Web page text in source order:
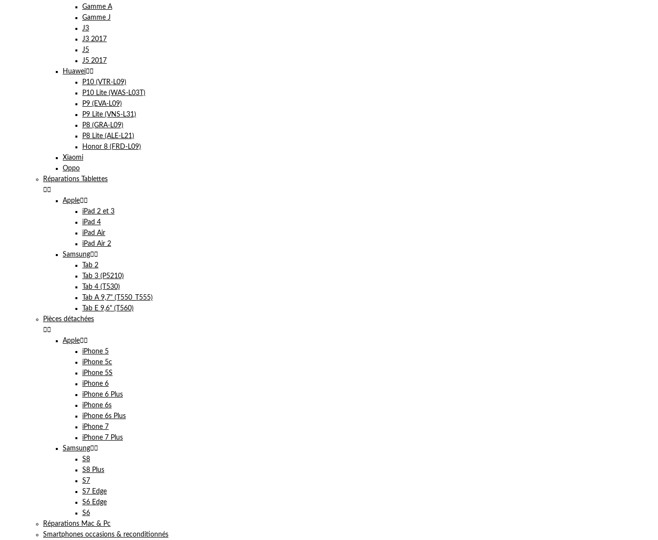
Gamme A
Gamme J
J3
J3 2017
J5
J5 2017
Huawei 
P10 (VTR-L09)
P10 Lite (WAS-L03T)
P9 (EVA-L09)
P9 Lite (VNS-L31)
P8 (GRA-L09)
P8 Lite (ALE-L21)
Honor 8 (FRD-L09)
Xiaomi
Oppo
Réparations Tablettes
 
Apple 
iPad 2 et 3
iPad 4
iPad Air
iPad Air 2
Samsung 
Tab 2
Tab 3 (P5210)
Tab 4 (T530)
Tab A 9,7" (T550_T555)
Tab E 9,6" (T560)
Pièces détachées
 
Apple 
iPhone 5
iPhone 5c
iPhone 5S
iPhone 6
iPhone 6 Plus
iPhone 6s
iPhone 6s Plus
iPhone 7
iPhone 7 Plus
Samsung 
S8
S8 Plus
S7
S7 Edge
S6 Edge
S6
Réparations Mac & Pc
Smartphones occasions & reconditionnés